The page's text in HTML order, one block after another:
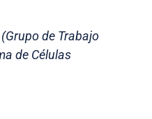
de Trabajo
de Células